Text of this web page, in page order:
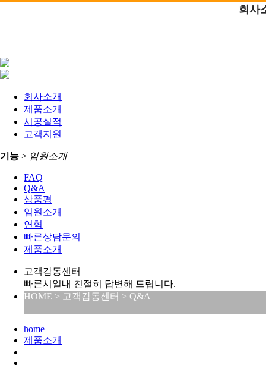
회사
회사소개
제품소개
시공실적
고객지원
기능 > 임원소개
FAQ
Q&A
상품평
임원소개
연혁
빠른상담문의
제품소개
고객감동센터
빠른시일내 친절히 답변해 드립니다.
HOME > 고객감동센터 > Q&A
home
제품소개